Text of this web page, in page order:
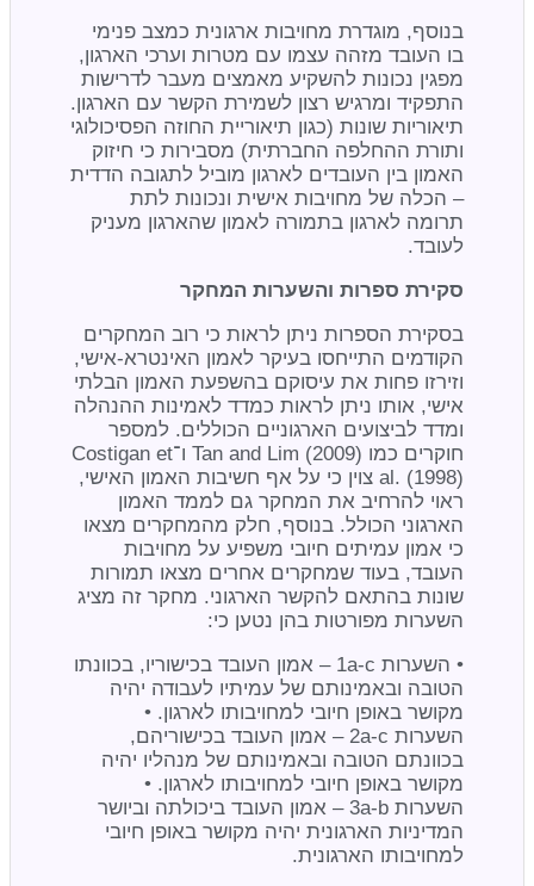
בנוסף, מוגדרת מחויבות ארגונית כמצב פנימי
בו העובד מזהה עצמו עם מטרות וערכי הארגון,
מפגין נכונות להשקיע מאמצים מעבר לדרישות
התפקיד ומרגיש רצון לשמירת הקשר עם הארגון.
תיאוריות שונות (כגון תיאוריית החוזה הפסיכולוגי
ותורת ההחלפה החברתית) מסבירות כי חיזוק
האמון בין העובדים לארגון מוביל לתגובה הדדית
– הכלה של מחויבות אישית ונכונות לתת
תרומה לארגון בתמורה לאמון שהארגון מעניק
לעובד.
סקירת ספרות והשערות המחקר
בסקירת הספרות ניתן לראות כי רוב המחקרים
הקודמים התייחסו בעיקר לאמון האינטרא-אישי,
וזירזו פחות את עיסוקם בהשפעת האמון הבלתי
אישי, אותו ניתן לראות כמדד לאמינות ההנהלה
ומדד לביצועים הארגוניים הכוללים. למספר
חוקרים כמו Tan and Lim (2009) ו־Costigan et
al. (1998) צוין כי על אף חשיבות האמון האישי,
ראוי להרחיב את המחקר גם לממד האמון
הארגוני הכולל. בנוסף, חלק מהמחקרים מצאו
כי אמון עמיתים חיובי משפיע על מחויבות
העובד, בעוד שמחקרים אחרים מצאו תמורות
שונות בהתאם להקשר הארגוני. מחקר זה מציג
השערות מפורטות בהן נטען כי:
• השערות 1a-c – אמון העובד בכישוריו, בכוונתו
הטובה ובאמינותם של עמיתיו לעבודה יהיה
מקושר באופן חיובי למחויבותו לארגון. •
השערות 2a-c – אמון העובד בכישוריהם,
בכוונתם הטובה ובאמינותם של מנהליו יהיה
מקושר באופן חיובי למחויבותו לארגון. •
השערות 3a-b – אמון העובד ביכולתה וביושר
המדיניות הארגונית יהיה מקושר באופן חיובי
למחויבותו הארגונית.